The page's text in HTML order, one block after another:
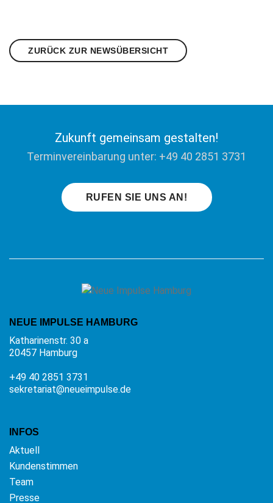
ZURÜCK ZUR NEWSÜBERSICHT
Zukunft gemeinsam gestalten!
Terminvereinbarung unter: +49 40 2851 3731
RUFEN SIE UNS AN!
NEUE IMPULSE HAMBURG
Katharinenstr. 30 a
20457 Hamburg
+49 40 2851 3731
sekretariat@neueimpulse.de
INFOS
Aktuell
Kundenstimmen
Team
Presse